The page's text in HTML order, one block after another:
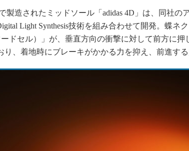
製造されたミッドソール「adidas 4D」は、同社の
Light Synthesis技術を組み合わせて開発。蝶ネ
ドセル）」が、垂直方向の衝撃に対して前方に押
り、着地時にブレーキがかかる力を抑え、前進する